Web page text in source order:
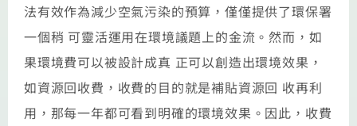
法有效作為減少空氣污染的預算，僅僅提供了環保署
一個稍 可靈活運用在環境議題上的金流。然而，如
果環境費可以被設計成真 正可以創造出環境效果，
如資源回收費，收費的目的就是補貼資源回 收再利
用，那每一年都可看到明確的環境效果。因此，收費